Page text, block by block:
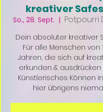
kreativer
So., 28. Sept.
  |
Potpourri
Dein absoluter kreativer
Für alle Menschen von
Jahren, die sich auf
erkunden &
Künstlerisches Können
hier übrigens